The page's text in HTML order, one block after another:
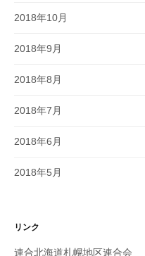
2018年10月
2018年9月
2018年8月
2018年7月
2018年6月
2018年5月
リンク
連合北海道札幌地区連合会